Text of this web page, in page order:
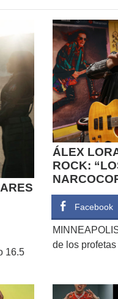
16.5
ÁLEX
ROCK:
MÁS QUE
Facebook
de los